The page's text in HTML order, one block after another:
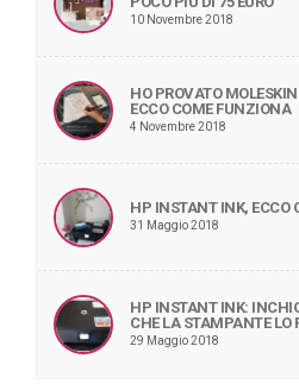
10 Novembre 2018
HO PROVATO
ECCO COME FUNZIONA
4 Novembre 2018
HP INSTANT INK, ECCO
31 Maggio 2018
HP INSTANT INK:
CHE LA STAMPANTE LO
29 Maggio 2018